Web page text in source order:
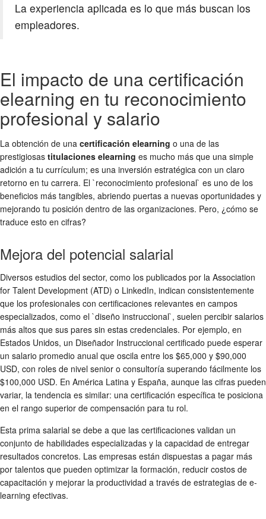
La experiencia aplicada es lo que más buscan los
empleadores.
El impacto de una certificación
elearning en tu reconocimiento
profesional y salario
La obtención de una certificación elearning o una de las
prestigiosas titulaciones elearning es mucho más que una simple
adición a tu currículum; es una inversión estratégica con un claro
retorno en tu carrera. El `reconocimiento profesional` es uno de los
beneficios más tangibles, abriendo puertas a nuevas oportunidades y
mejorando tu posición dentro de las organizaciones. Pero, ¿cómo se
traduce esto en cifras?
Mejora del potencial salarial
Diversos estudios del sector, como los publicados por la Association
for Talent Development (ATD) o LinkedIn, indican consistentemente
que los profesionales con certificaciones relevantes en campos
especializados, como el `diseño instruccional`, suelen percibir salarios
más altos que sus pares sin estas credenciales. Por ejemplo, en
Estados Unidos, un Diseñador Instruccional certificado puede esperar
un salario promedio anual que oscila entre los $65,000 y $90,000
USD, con roles de nivel senior o consultoría superando fácilmente los
$100,000 USD. En América Latina y España, aunque las cifras pueden
variar, la tendencia es similar: una certificación específica te posiciona
en el rango superior de compensación para tu rol.
Esta prima salarial se debe a que las certificaciones validan un
conjunto de habilidades especializadas y la capacidad de entregar
resultados concretos. Las empresas están dispuestas a pagar más
por talentos que pueden optimizar la formación, reducir costos de
capacitación y mejorar la productividad a través de estrategias de e-
learning efectivas.